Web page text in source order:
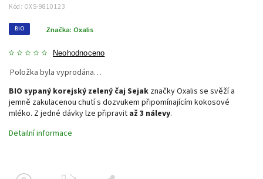
Kód: OXS-9810123
BIO
Neohodnoceno
Značka: Oxalis
Položka byla vyprodána…
BIO sypaný korejský zelený čaj Sejak značky Oxalis se svěží a
jemně zakulacenou chutí s dozvukem připomínajícím kokosové
mléko. Z jedné dávky lze připravit až 3 nálevy.
Detailní informace